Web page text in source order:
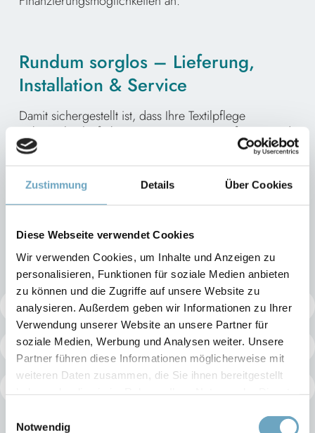
Zustimmung Details Über Cookies
Diese Webseite verwendet Cookies
Wir verwenden Cookies, um Inhalte und Anzeigen zu
personalisieren, Funktionen für soziale Medien anbieten
zu können und die Zugriffe auf unsere Website zu
analysieren. Außerdem geben wir Informationen zu Ihrer
Verwendung unserer Website an unsere Partner für
soziale Medien, Werbung und Analysen weiter. Unsere
Partner führen diese Informationen möglicherweise mit
weiteren Daten zusammen, die Sie ihnen bereitgestellt
Notwendig
Rundum sorglos – Lieferung,
Installation & Service
Damit sichergestellt ist, dass Ihre Textilpflege
reibungslos läuft, kümmern wir uns um Lieferung und
Installation und bieten Ihnen einen umfassenden
deutschlandweiten Service sowie einen schnellen und
einfachen Ersatzteilversand.
NOCH MEHR SERVICE FÜR
SIE
Formblatt Anzeige nach § 5(2) BImSchV
Lösemittelbilanz-Rechner